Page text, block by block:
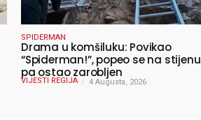
SPIDERMAN
Drama u komšiluku: Povikao
“Spiderman!”, popeo se na stijenu
pa ostao zarobljen
VIJESTI REGIJA 4 Augusta, 2026